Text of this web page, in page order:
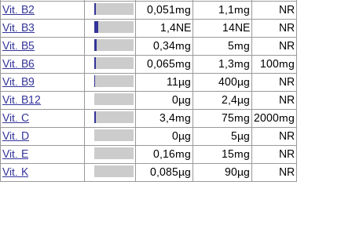
Vit. B2
0,051mg 1,1mg
NR
Vit. B3
1,4NE 14NE
NR
Vit. B5
0,34mg 5mg
NR
Vit. B6
0,065mg 1,3mg
100mg
Vit. B9
11µg 400µg
NR
Vit. B12
0µg 2,4µg
NR
Vit. C
3,4mg 75mg 2000mg
Vit. D
0µg 5µg
NR
Vit. E
0,16mg 15mg
NR
Vit. K
0,085µg 90µg NR